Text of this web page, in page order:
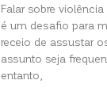
Falar sobre
é um desafio para
receio de assustar
assunto seja
entanto,